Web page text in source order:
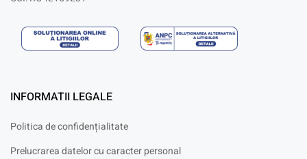
INFORMATII LEGALE
Politica de confidențialitate
Prelucrarea datelor cu caracter personal